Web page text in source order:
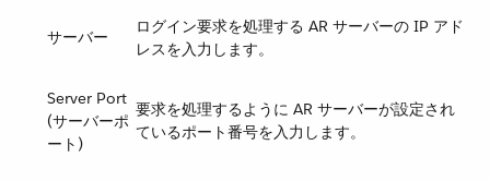
サーバー
ログイン要求を処理する AR サーバーの IP アド
レスを入力します。
Server Port
(サーバーポ
ート)
要求を処理するように AR サーバーが設定され
ているポート番号を入力します。